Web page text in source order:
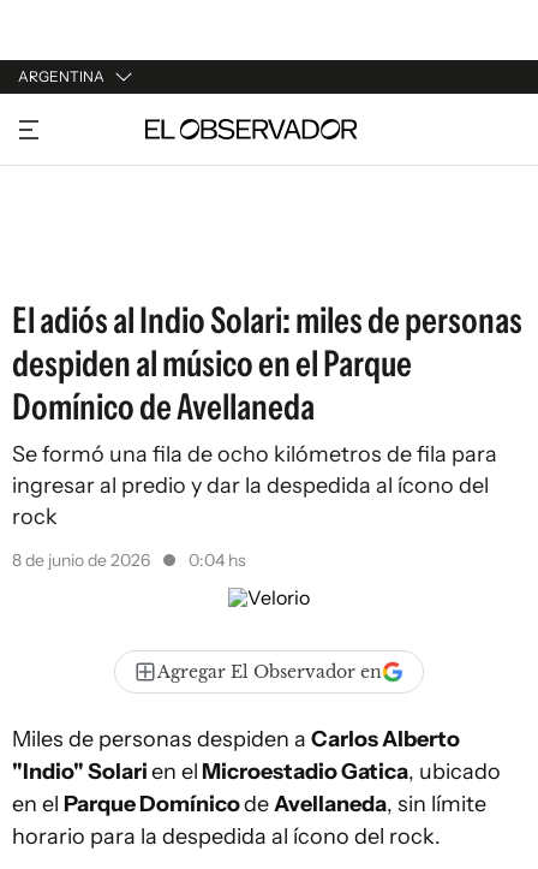
ARGENTINA
URUGUAY
ARGENTINA
El adiós al Indio Solari: miles de personas
despiden al músico en el Parque
Domínico de Avellaneda
Se formó una fila de ocho kilómetros de fila para
ingresar al predio y dar la despedida al ícono del
rock
8 de junio de 2026 0:04 hs
Agregar El Observador en
Miles de personas despiden a Carlos Alberto
"Indio" Solarien el Microestadio Gatica, ubicado
en el Parque DomínicodeAvellaneda, sin límite
horario para la despedida al ícono del rock.